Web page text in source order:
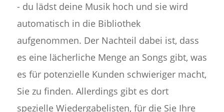
- du lädst deine Musik hoch und sie wird
automatisch in die Bibliothek
aufgenommen. Der Nachteil dabei ist, dass
es eine lächerliche Menge an Songs gibt, was
es für potenzielle Kunden schwieriger macht,
Sie zu finden. Allerdings gibt es dort
spezielle Wiedergabelisten, für die Sie Ihre